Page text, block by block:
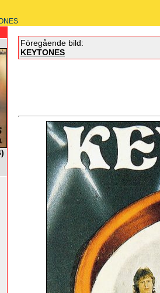
Föregående bild:
KEYTONES